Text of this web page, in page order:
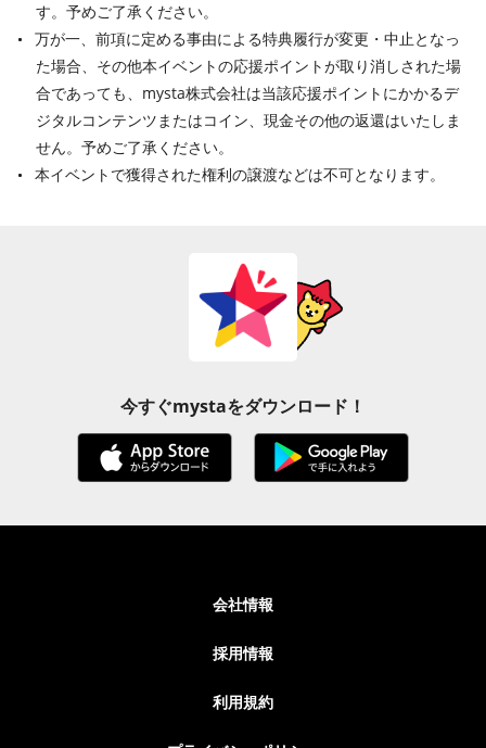
す。予めご了承ください。
万が一、前項に定める事由による特典履行が変更・中止となっ
た場合、その他本イベントの応援ポイントが取り消しされた場
合であっても、mysta株式会社は当該応援ポイントにかかるデ
ジタルコンテンツまたはコイン、現金その他の返還はいたしま
せん。予めご了承ください。
本イベントで獲得された権利の譲渡などは不可となります。
今すぐmystaをダウンロード！
会社情報
採用情報
利用規約